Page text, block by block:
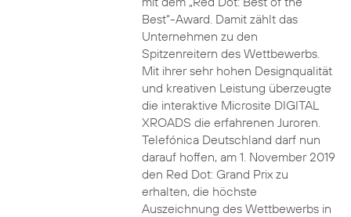
Best“-Award. Damit zählt das
Unternehmen zu den
Spitzenreitern des Wettbewerbs.
Mit ihrer sehr hohen Designqualität
und kreativen Leistung überzeugte
die interaktive Microsite DIGITAL
XROADS die erfahrenen Juroren.
Telefónica Deutschland darf nun
darauf hoffen, am 1. November 2019
den Red Dot: Grand Prix zu
erhalten, die höchste
Auszeichnung des Wettbewerbs in